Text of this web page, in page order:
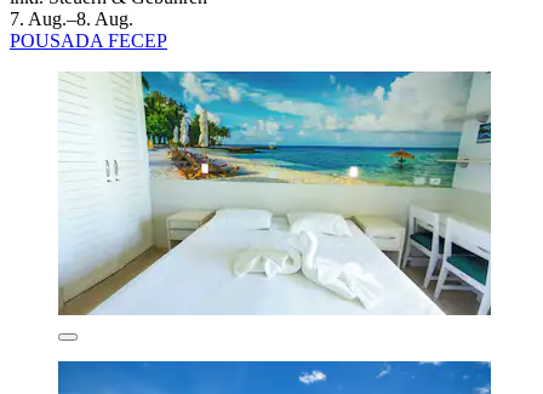
7. Aug.–8. Aug.
POUSADA FECEP